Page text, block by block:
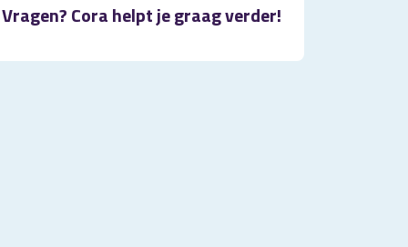
Vragen? Cora helpt je graag verder!